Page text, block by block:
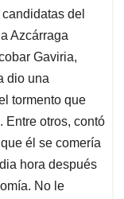
del
Azcárraga
Gaviria,
dio una
tormento que
Entre otros, contó
él se comería
hora después
No le